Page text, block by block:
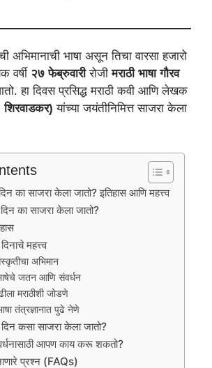
अभिमानाची भाषा असून तिचा वारसा हजारो
वर्षी २७ फेब्रुवारीरोजीमराठी भाषा गौरव
हा दिवस प्रसिद्ध मराठी कवी आणि लेखक
यांच्या जयंतीनिमित्त साजरा केला
दिन का साजरा केला जातो? इतिहास आणि महत्त्व
दिन का साजरा केला जातो?
महत्त्व
अभिमान
जतन आणि संवर्धन
मराठीशी जोडणे
तंत्रज्ञानात पुढे नेणे
दिन कसा साजरा केला जातो?
आपण काय करू शकतो?
प्रश्न (FAQs)